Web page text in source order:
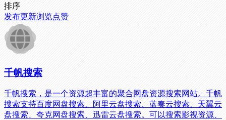
排序
发布更新浏览点赞
千帆搜索
千帆搜索，是一个资源超丰富的聚合网盘资源搜索网站。千帆
搜索支持百度网盘搜索、阿里云盘搜索、蓝奏云搜索、天翼云
盘搜索、夸克网盘搜索、迅雷云盘搜索。可以搜索影视资源、